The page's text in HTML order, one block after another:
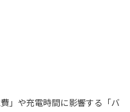
」や充電時間に影響する「バ